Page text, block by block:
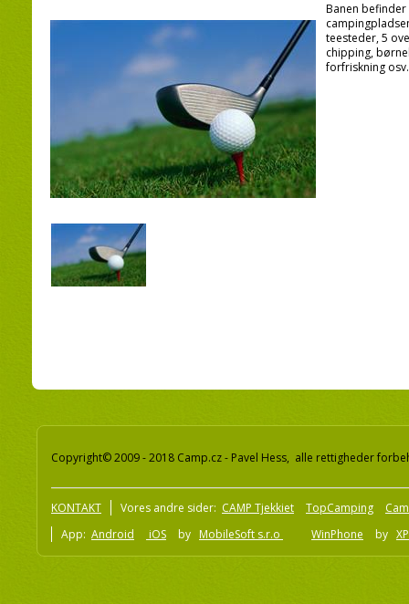
Banen
teesteder, 5
chipping,
forfriskning osv.
Copyright© 2009 - 2018 Camp.cz - Pavel Hess, alle rettigheder
KONTAKT Vores andre sider: CAMP Tjekkiet TopCamping
App: Android iOS by MobileSoft s.r.o WinPhone by